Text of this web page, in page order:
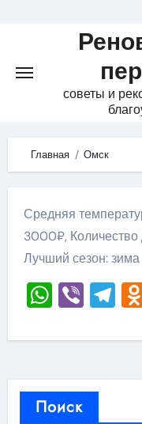
советы и
Главная Омск
Средняя
3000₽, Количество
Лучший сезон: зима
Viber
Поиск